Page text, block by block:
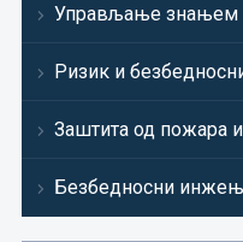
Управљање знањем
Ризик и
Заштита од пожара и
Безбедносни